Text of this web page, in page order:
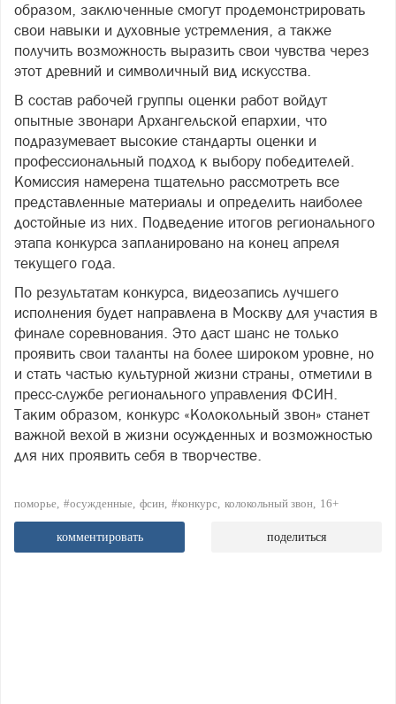
образом, заключенные смогут продемонстрировать
свои навыки и духовные устремления, а также
получить возможность выразить свои чувства через
этот древний и символичный вид искусства.
В состав рабочей группы оценки работ войдут
опытные звонари Архангельской епархии, что
подразумевает высокие стандарты оценки и
профессиональный подход к выбору победителей.
Комиссия намерена тщательно рассмотреть все
представленные материалы и определить наиболее
достойные из них. Подведение итогов регионального
этапа конкурса запланировано на конец апреля
текущего года.
По результатам конкурса, видеозапись лучшего
исполнения будет направлена в Москву для участия в
финале соревнования. Это даст шанс не только
проявить свои таланты на более широком уровне, но
и стать частью культурной жизни страны, отметили в
пресс-службе регионального управления ФСИН.
Таким образом, конкурс «Колокольный звон» станет
важной вехой в жизни осужденных и возможностью
для них проявить себя в творчестве.
поморье #осужденные фсин #конкурс колокольный звон 16+
комментировать поделиться